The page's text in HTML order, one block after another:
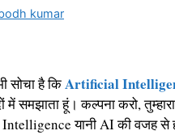
kumar
सोचा है किArtificial
समझाता हूं। कल्पना करो,
यानी AI की वजह से